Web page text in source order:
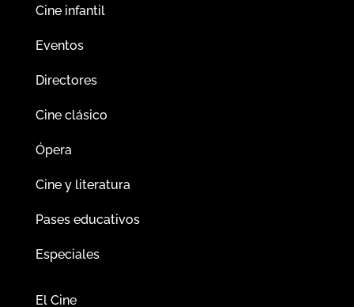
Cine infantil
Eventos
Directores
Cine clásico
Ópera
Cine y literatura
Pases educativos
Especiales
El Cine